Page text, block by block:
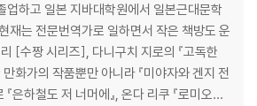
업하고 일본 지바대학원에서 일본근대문학
재는 전문번역가로 일하면서 작은 책방도 운
[수짱 시리즈], 다니구치 지로의 『고독한
만화가의 작품뿐만 아니라 『미야자와 겐지 전
은하철도 저 너머에』, 온다 리쿠 『로미오와